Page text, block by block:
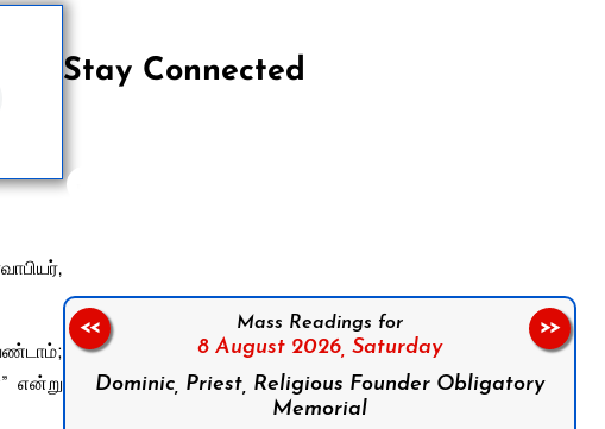
என்று
Stay Connected
Follow us on Facebook
Mass Readings for
8 August 2026, Saturday
Dominic, Priest, Religious Founder Obligatory
Memorial
<< >>